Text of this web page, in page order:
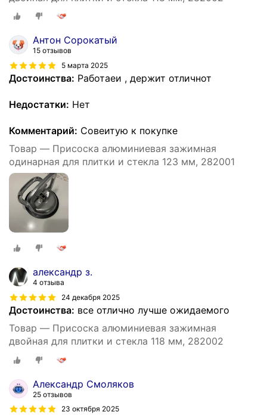
Антон Сорокатый
15 отзывов
5 марта 2025
Достоинства: Работаеи , держит отличнот
Недостатки: Нет
Комментарий: Совеитую к покупке
Товар — Присоска алюминиевая зажимная
одинарная для плитки и стекла 123 мм, 282001
александр з.
4 отзыва
24 декабря 2025
Достоинства: все отлично лучше ожидаемого
Товар — Присоска алюминиевая зажимная
двойная для плитки и стекла 118 мм, 282002
Александр Смоляков
25 отзывов
23 октября 2025